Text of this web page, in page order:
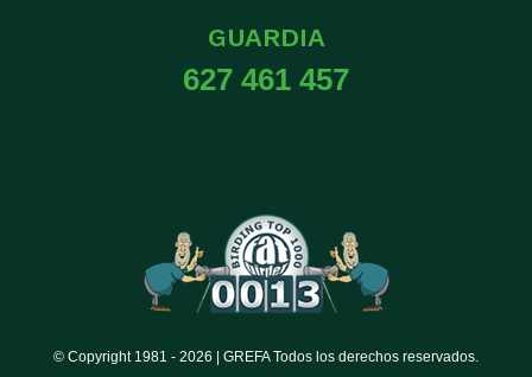
GUARDIA
627 461 457
© Copyright 1981 - 2026 | GREFA Todos los derechos reservados.